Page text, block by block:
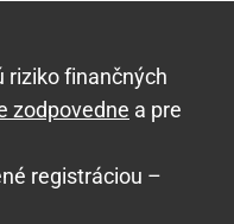
riziko finančných
zodpovedne a pre
registráciou –